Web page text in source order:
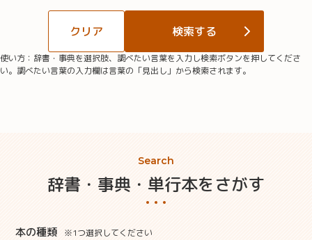
クリア 検索する
使い方：辞書・事典を選択肢、調べたい言葉を入力し検索ボタンを押してくださ
い。調べたい言葉の入力欄は言葉の「見出し」から検索されます。
Search
辞書・事典・単行本をさがす
本の種類 ※1つ選択してください